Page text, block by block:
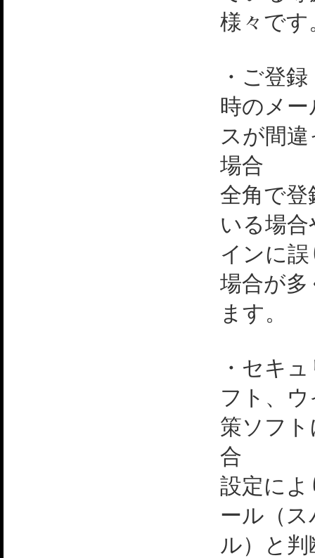
様々です
・ご登
時のメ
スが間
場合
全角で
いる場
インに
場合が
ます。
・セキ
フト、
策ソフ
合
設定に
ール（
ル）と